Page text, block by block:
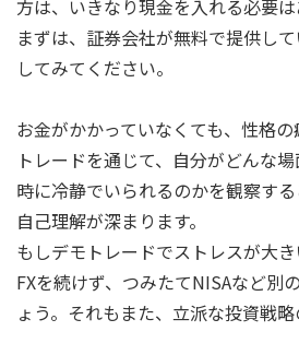
方は、いきなり現金を入れる必要は
まずは、証券会社が無料で提供し
してみてください。
お金がかかっていなくても、性格
トレードを通じて、自分がどんな
時に冷静でいられるのかを観察す
自己理解が深まります。
もしデモトレードでストレスが大
FXを続けず、つみたてNISAなど別
ょう。それもまた、立派な投資戦略